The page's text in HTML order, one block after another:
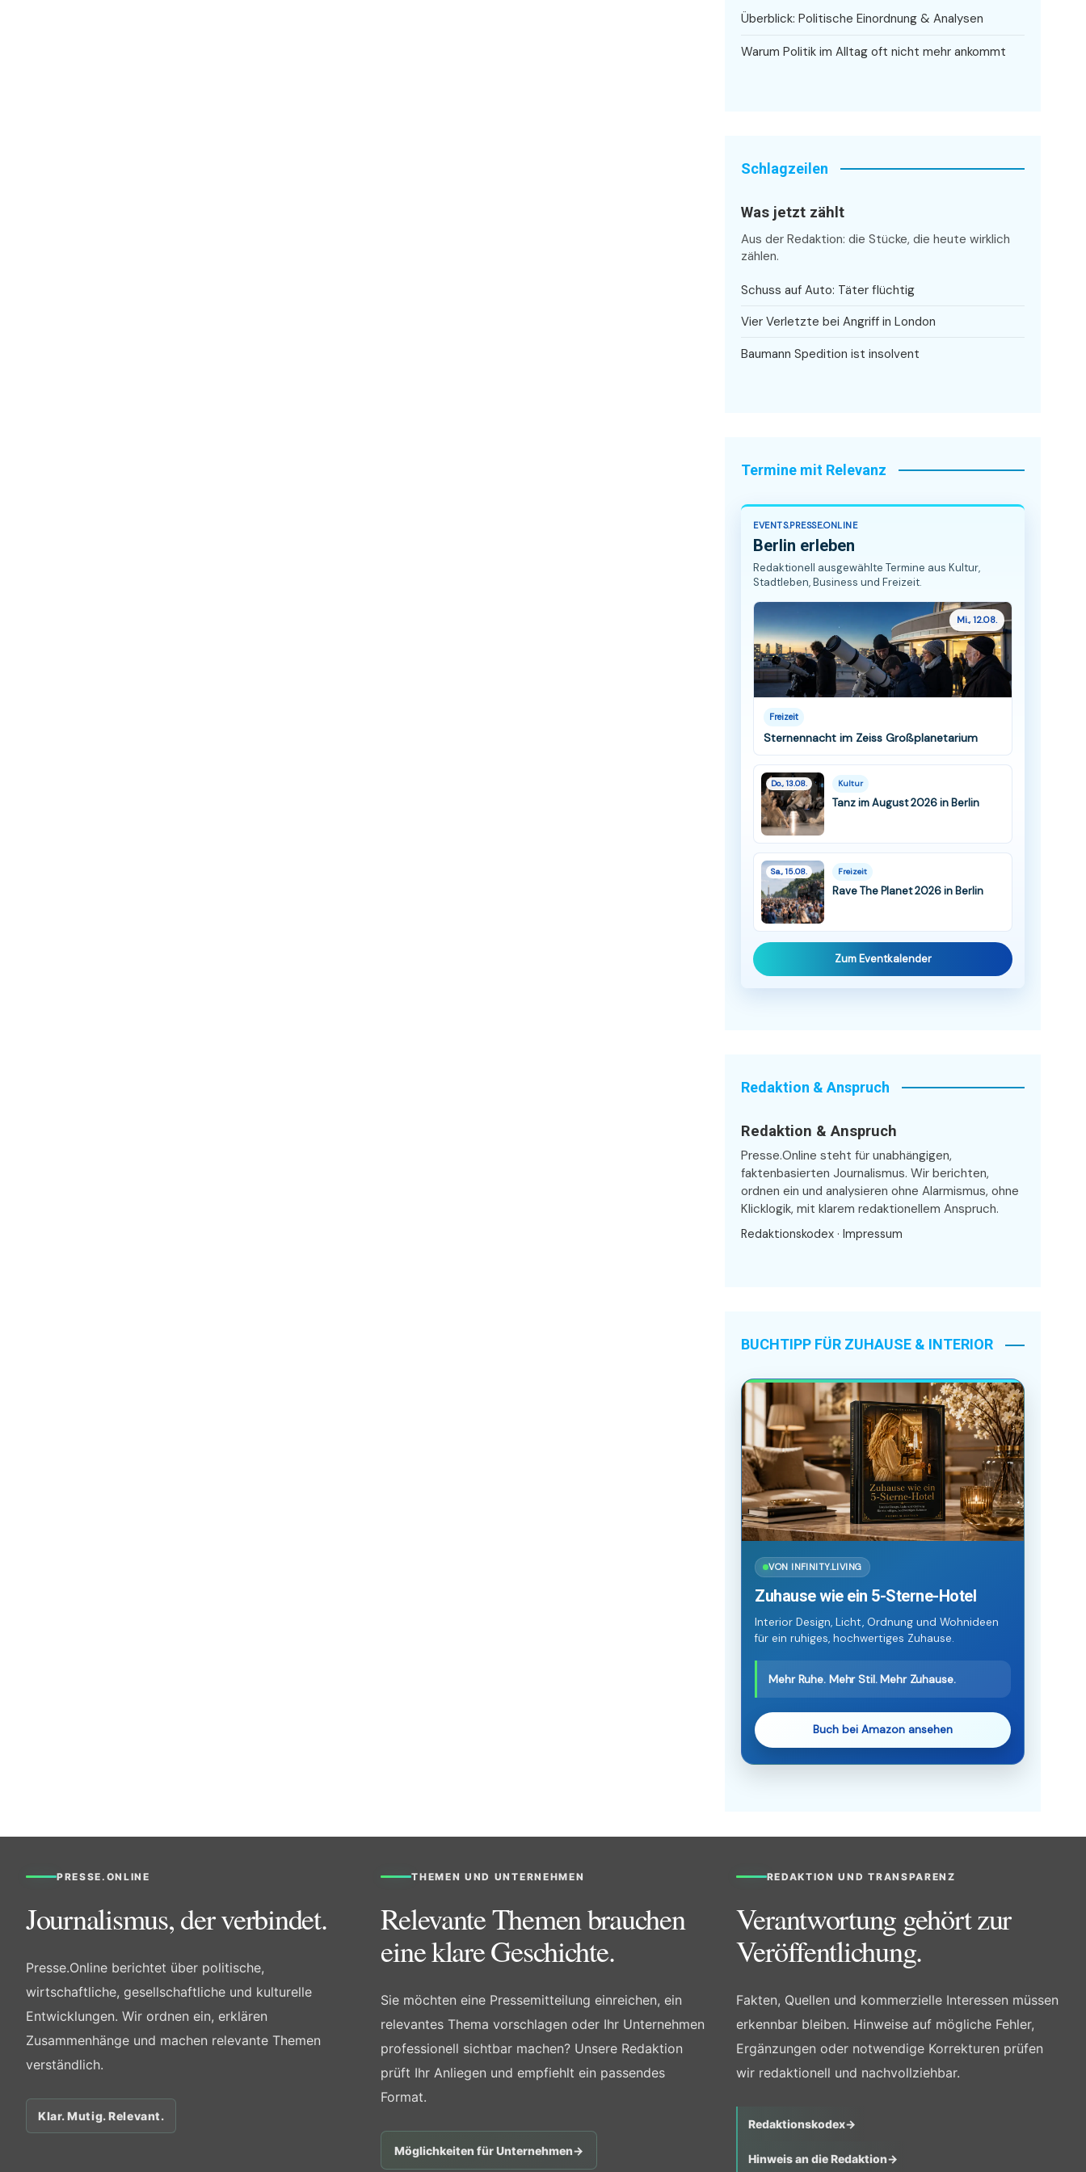
Überblick: Politische Einordnung & Analysen
Warum Politik im Alltag oft nicht mehr ankommt
Schlagzeilen
Was jetzt zählt
Aus der Redaktion: die Stücke, die heute wirklich
zählen.
Schuss auf Auto: Täter flüchtig
Vier Verletzte bei Angriff in London
Baumann Spedition ist insolvent
Termine mit Relevanz
EVENTS.PRESSE.ONLINE
Berlin erleben
Redaktionell ausgewählte Termine aus Kultur,
Stadtleben, Business und Freizeit.
Mi., 12.08.
Freizeit
Sternennacht im Zeiss Großplanetarium
Do., 13.08. Kultur
Tanz im August 2026 in Berlin
Sa., 15.08. Freizeit
Rave The Planet 2026 in Berlin
Zum Eventkalender
Redaktion & Anspruch
Redaktion & Anspruch
Presse.Online steht für unabhängigen,
faktenbasierten Journalismus. Wir berichten,
ordnen ein und analysieren ohne Alarmismus, ohne
Klicklogik, mit klarem redaktionellem Anspruch.
Redaktionskodex · Impressum
BUCHTIPP FÜR ZUHAUSE & INTERIOR
VON INFINITY.LIVING
Zuhause wie ein 5-Sterne-Hotel
Interior Design, Licht, Ordnung und Wohnideen
für ein ruhiges, hochwertiges Zuhause.
Mehr Ruhe. Mehr Stil. Mehr Zuhause.
Buch bei Amazon ansehen
PRESSE.ONLINE
Journalismus, der verbindet.
Presse.Online berichtet über politische,
wirtschaftliche, gesellschaftliche und kulturelle
Entwicklungen. Wir ordnen ein, erklären
Zusammenhänge und machen relevante Themen
verständlich.
Klar. Mutig. Relevant.
THEMEN UND UNTERNEHMEN
Relevante Themen brauchen
eine klare Geschichte.
Sie möchten eine Pressemitteilung einreichen, ein
relevantes Thema vorschlagen oder Ihr Unternehmen
professionell sichtbar machen? Unsere Redaktion
prüft Ihr Anliegen und empfiehlt ein passendes
Format.
Möglichkeiten für Unternehmen→
REDAKTION UND TRANSPARENZ
Verantwortung gehört zur
Veröffentlichung.
Fakten, Quellen und kommerzielle Interessen müssen
erkennbar bleiben. Hinweise auf mögliche Fehler,
Ergänzungen oder notwendige Korrekturen prüfen
wir redaktionell und nachvollziehbar.
Redaktionskodex→
Hinweis an die Redaktion→